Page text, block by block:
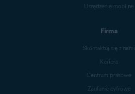
Urządzenia mobilne
Firma
Skontaktuj się z nami
Kariera
Centrum prasowe
Zaufanie cyfrowe